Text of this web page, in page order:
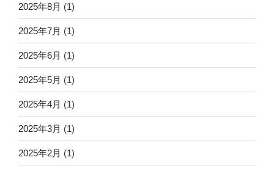
2025年8月 (1)
2025年7月 (1)
2025年6月 (1)
2025年5月 (1)
2025年4月 (1)
2025年3月 (1)
2025年2月 (1)